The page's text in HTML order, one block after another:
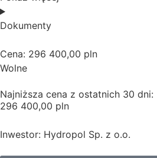
Dokumenty
Cena: 296 400,00 pln
Wolne
Najniższa cena z ostatnich 30 dni:
296 400,00 pln
Inwestor: Hydropol Sp. z o.o.